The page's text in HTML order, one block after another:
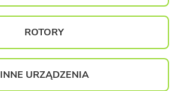
ROTORY
INNE URZĄDZENIA